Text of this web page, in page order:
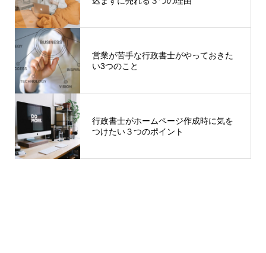
営業が苦手な行政書士がやっておきた
い3つのこと
行政書士がホームページ作成時に気を
つけたい３つのポイント